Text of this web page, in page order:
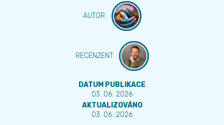
AUTOR:
RECENZENT:
DATUM PUBLIKACE
03. 06. 2026
AKTUALIZOVÁNO
03. 06. 2026